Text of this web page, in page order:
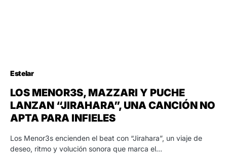
Estelar
LOS MENOR3S, MAZZARI Y PUCHE
LANZAN “JIRAHARA”, UNA CANCIÓN NO
APTA PARA INFIELES
Los Menor3s encienden el beat con “Jirahara”, un viaje de
deseo, ritmo y volución sonora que marca el…